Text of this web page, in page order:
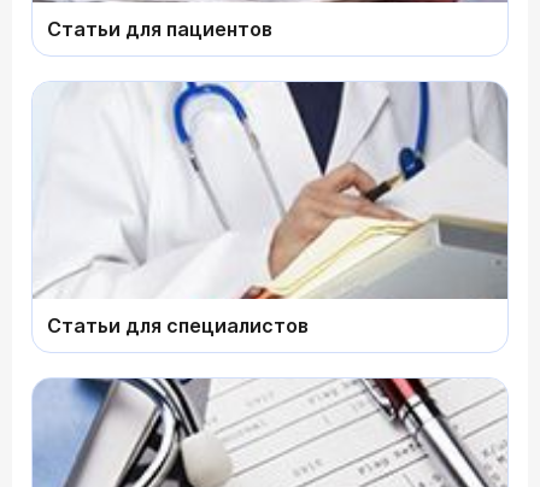
Статьи для пациентов
Статьи для специалистов